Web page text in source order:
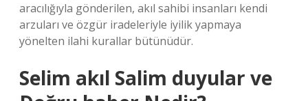
aracılığıyla gönderilen, akıl sahibi insanları kendi
arzuları ve özgür iradeleriyle iyilik yapmaya
yönelten ilahi kurallar bütünüdür.
Selim akıl Salim duyular ve